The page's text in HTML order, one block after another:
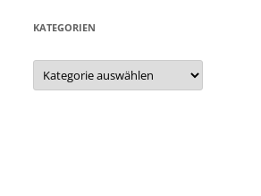
KATEGORIEN
Kategorien